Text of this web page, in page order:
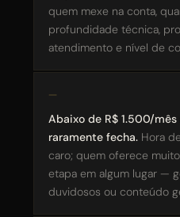
quem mexe na conta,
profundidade técnica,
atendimento e nível de
Abaixo de R$ 1.500/
raramente fecha.Hora
caro; quem oferece
etapa em algum lugar —
duvidosos ou conteúdo